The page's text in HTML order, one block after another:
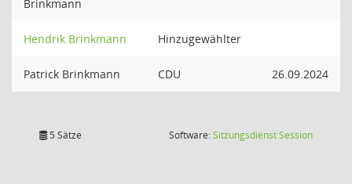
Brinkmann
Hendrik Brinkmann Hinzugewählter
Patrick Brinkmann CDU 26.09.2024
5 Sätze Software:SitzungsdienstSession(Wird in